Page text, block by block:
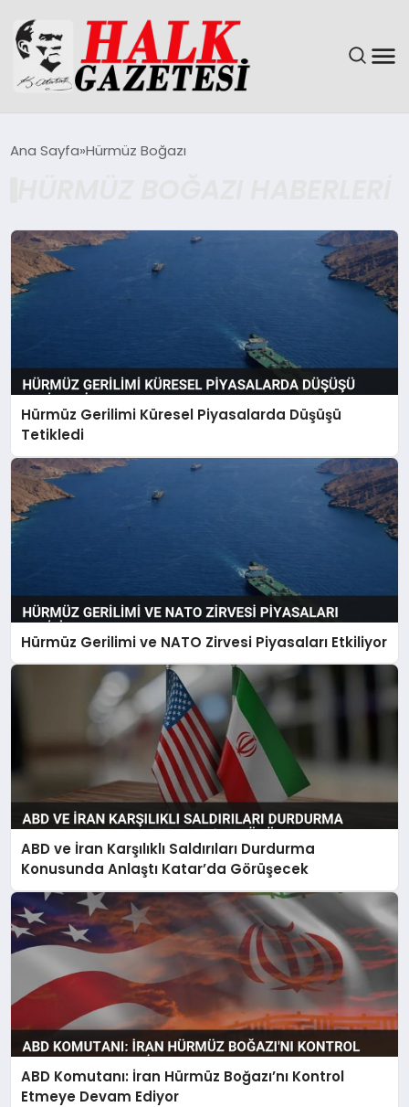
EĞITIM
EKONOMI
SAĞLIK
SIYASET
SPOR
TEKNOLOJI
Ana Sayfa Hürmüz Boğazı
Hürmüz Gerilimi Küresel Piyasalarda Düşüşü
Tetikledi
Hürmüz Gerilimi ve NATO Zirvesi Piyasaları Etkiliyor
ABD ve İran Karşılıklı Saldırıları Durdurma
Konusunda Anlaştı Katar’da Görüşecek
ABD Komutanı: İran Hürmüz Boğazı’nı Kontrol
Etmeye Devam Ediyor